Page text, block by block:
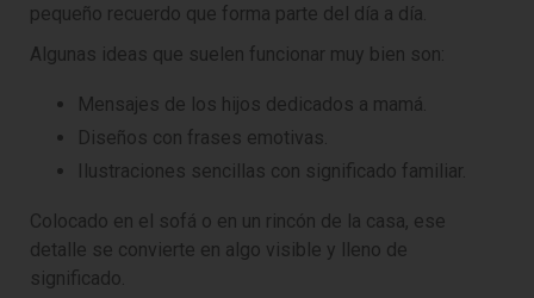
pequeño recuerdo que forma parte del día a día.
Algunas ideas que suelen funcionar muy bien son:
Mensajes de los hijos dedicados a mamá.
Diseños con frases emotivas.
Ilustraciones sencillas con significado familiar.
Colocado en el sofá o en un rincón de la casa, ese
detalle se convierte en algo visible y lleno de
significado.